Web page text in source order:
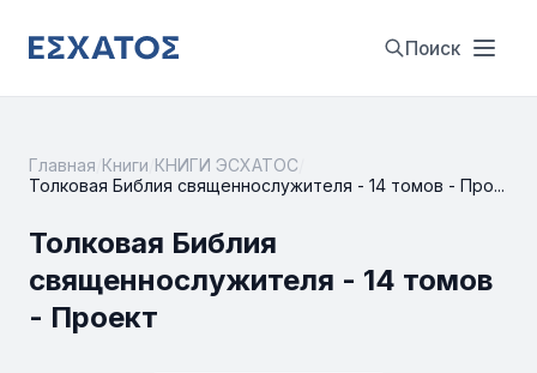
Поиск
Главная Книги КНИГИ ЭСХАТОС
Толковая Библия священнослужителя - 14 томов - Про...
Толковая Библия
священнослужителя - 14 томов
- Проект